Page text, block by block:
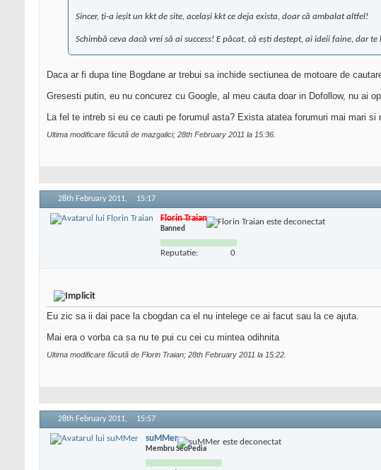
Sincer, ți-a ieșit un kkt de site, același kkt ce deja exista, doar că ambalat altfel!
Schimbă ceva dacă vrei să ai success! E păcat, că ești deștept, ai ideii faine, dar
Daca ar fi dupa tine Bogdane ar trebui sa inchide sectiunea de motoare de
Gresesti putin, eu nu concurez cu Google, al meu cauta doar in Dofollow, nu ai
La fel te intreb si eu ce cauti pe forumul asta? Exista atatea forumuri mai mari si
Ultima modificare făcută de mazgalici; 28th February 2011 la 15:36
28th February 2011, 15:17
Florin Traian
Banned
Reputatie: 0
Eu zic sa ii dai pace la cbogdan ca el nu intelege ce ai facut sau la ce ajuta.
Mai era o vorba ca sa nu te pui cu cei cu mintea odihnita
Ultima modificare făcută de Florin Traian; 28th February 2011 la 15:22
28th February 2011, 15:57
suMMer
Membru SeoPedia